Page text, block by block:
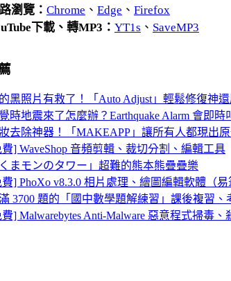
瀏覽： Chrome 、 Edge 、 Firefox
下載、轉MP3： YT1s 、 SaveMP3
黑照片有救了！「Auto Adjust」輕鬆修復神還
時地震來了怎麼辦？Earthquake Alarm 會即時
去除神器！「MAKEAPP」讓所有人都現出
] WaveShop 音頻剪輯、裁切分割、編輯工具
くまモンのタワー」超難的熊本熊疊疊樂
] PhoXo v8.3.0 相片處理、繪圖編輯軟體（易
3700 題的「國中數學題解練習」課後複習、
] Malwarebytes Anti-Malware 惡意程式掃毒、